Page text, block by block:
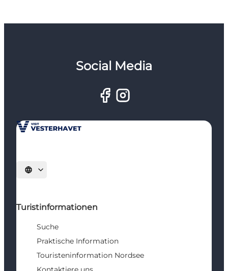
Social Media
Sprache auswählen
Turistinformationen
Suche
Praktische Information
Touristeninformation Nordsee